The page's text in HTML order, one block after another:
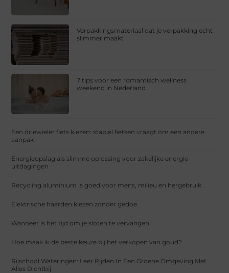
Verpakkingsmateriaal dat je verpakking echt
slimmer maakt
7 tips voor een romantisch wellness
weekend in Nederland
Een driewieler fiets kiezen: stabiel fietsen vraagt om een andere
aanpak
Energieopslag als slimme oplossing voor zakelijke energie-
uitdagingen
Recycling aluminium is goed voor mens, milieu en hergebruik
Elektrische haarden kiezen zonder gedoe
Wanneer is het tijd om je sloten te vervangen
Hoe maak ik de beste keuze bij het verkopen van goud?
Rijschool Wateringen: Leer Rijden In Een Groene Omgeving Met
Alles Dichtbij